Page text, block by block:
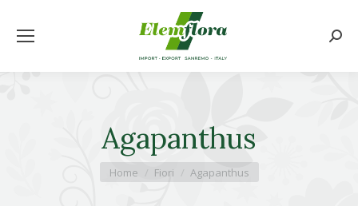
Agapanthus
Tu sei qui:
Home Fiori Agapanthus